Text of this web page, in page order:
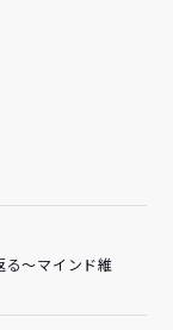
る～マインド維